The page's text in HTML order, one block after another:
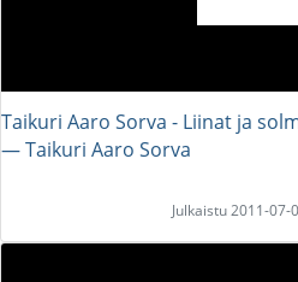
Taikuri Aaro Sorva - Liinat ja
― Taikuri Aaro Sorva
Julkaistu 2011-